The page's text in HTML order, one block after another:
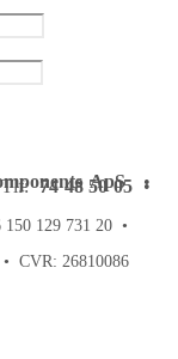
ApS•
Tlf:74 48 50 05•
129 731 20 •
• CVR: 26810086